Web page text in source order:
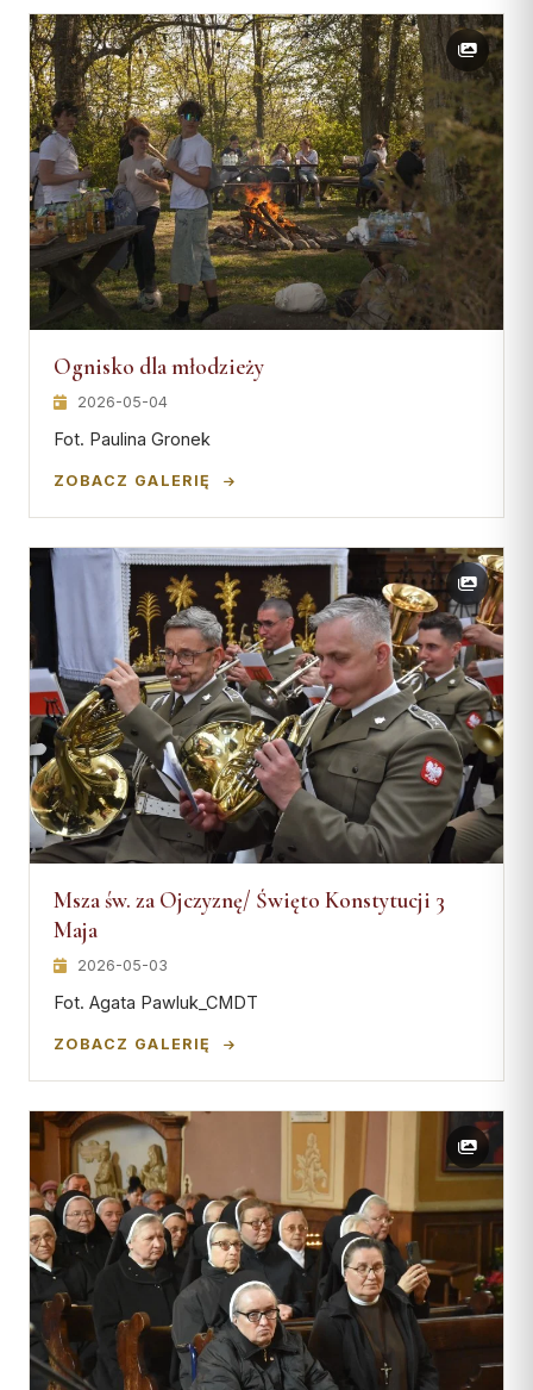
Ognisko dla młodzieży
2026-05-04
Fot. Paulina Gronek
ZOBACZ GALERIĘ
Msza św. za Ojczyznę/ Święto Konstytucji 3
Maja
2026-05-03
Fot. Agata Pawluk_CMDT
ZOBACZ GALERIĘ